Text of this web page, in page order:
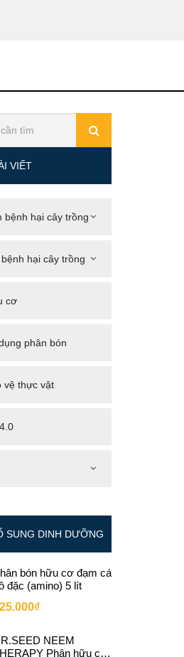
VIẾT
bệnh hại cây trồng
hại cây trồng
cơ
phân bón
vệ thực vật
SUNG DINH DƯỠNG
bón hữu cơ đạm cá
đặc (amino) 5 lít
NEEM
Phân hữu cơ